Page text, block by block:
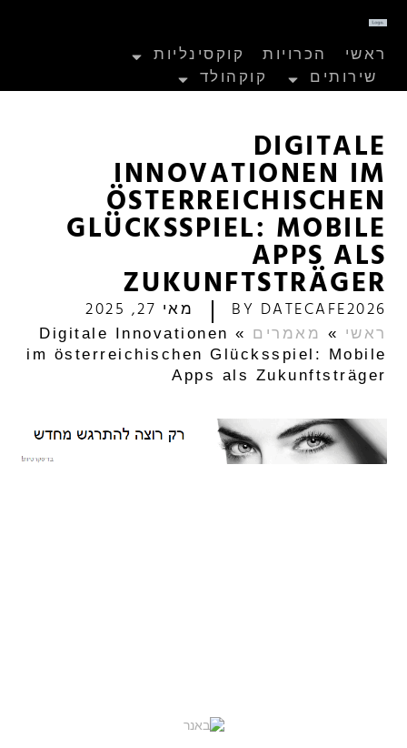
ראשי הכרויות קוקסינליות
שירותים קוקהולד
DIGITALE
INNOVATIONEN IM
ÖSTERREICHISCHEN
GLÜCKSSPIEL: MOBILE
APPS ALS
ZUKUNFTSTRÄGER
BY DATECAFE2026 מאי 27, 2025
ראשי » מאמרים »
Digitale Innovationen
im österreichischen Glücksspiel: Mobile
Apps als Zukunftsträger